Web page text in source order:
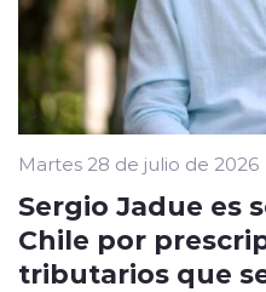
Martes 28 de julio de 2026
Sergio Jadue es
Chile por
tributarios que